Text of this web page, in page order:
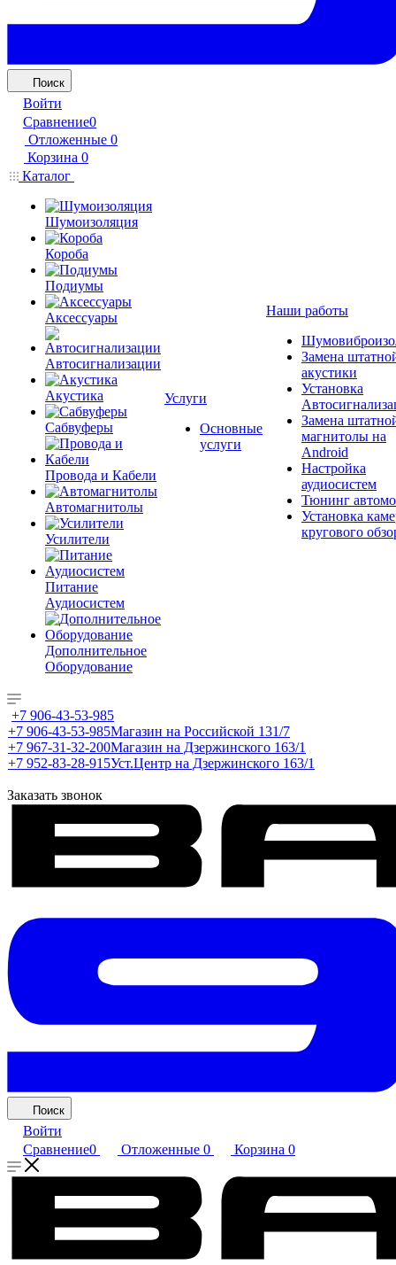
Поиск
Войти
Сравнение0
Отложенные 0
Корзина 0
Каталог
Шумоизоляция
Короба
Подиумы
Аксессуары
Автосигнализации
Акустика
Сабвуферы
Провода и Кабели
Автомагнитолы
Усилители
Питание
Аудиосистем
Дополнительное
Оборудование
Услуги
Основные
услуги
Наши работы
Замена
акустики
Установка
Замена
магнитолы на
Android
Настройка
аудиосистем
Тюнинг
Установка
кругового
+7 906-43-53-985
+7 906-43-53-985Магазин на Российской 131/7
+7 967-31-32-200Магазин на Дзержинского 163/1
+7 952-83-28-915Уст.Центр на Дзержинского 163/1
Заказать звонок
Поиск
Войти
Сравнение0 Отложенные 0 Корзина 0